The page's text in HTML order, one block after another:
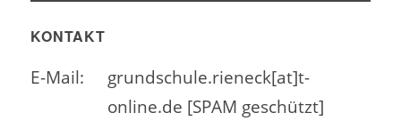
KONTAKT
E-Mail:
grundschule.rieneck[at]t-
online.de [SPAM geschützt]